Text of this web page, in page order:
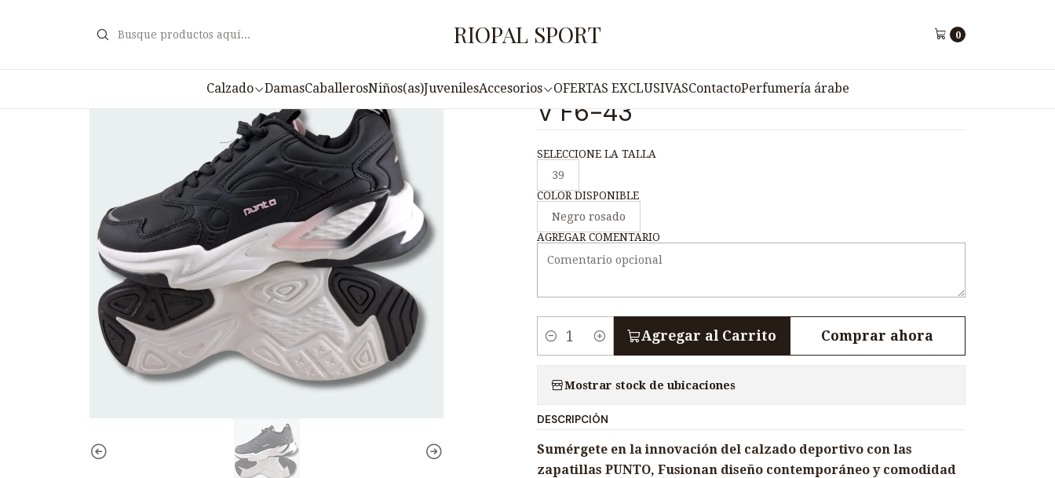
RIOPAL SPORT 0
Calzado DamasCaballerosNiños(as)JuvenilesAccesorios OFERTAS EXCLUSIVASContactoPerfumería árabe
|
Zapatilla Training para Mujer PUNTO
V F6-43
SELECCIONE LA TALLA
39
COLOR DISPONIBLE
Negro rosado
AGREGAR COMENTARIO
i
d
a
Agregar al Carrito Comprar ahora
Mostrar stock de ubicaciones
DESCRIPCIÓN
Sumérgete en la innovación del calzado deportivo con las
zapatillas PUNTO, Fusionan diseño contemporáneo y comodidad